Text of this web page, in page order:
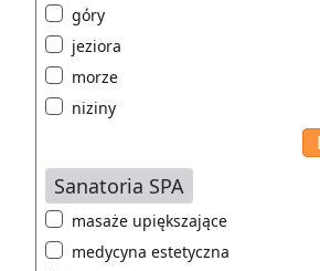
góry
jeziora
morze
niziny
Sanatoria SPA
masaże upiększające
medycyna estetyczna